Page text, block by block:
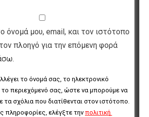
όνομά μου, email, και τον ιστότοπο
πλοηγό για την επόμενη φορά
το όνομά σας, το ηλεκτρονικό
το περιεχόμενό σας, ώστε να μπορούμε να
σχόλια που διατίθενται στον ιστότοπο.
πληροφορίες, ελέγξτε την πολιτική